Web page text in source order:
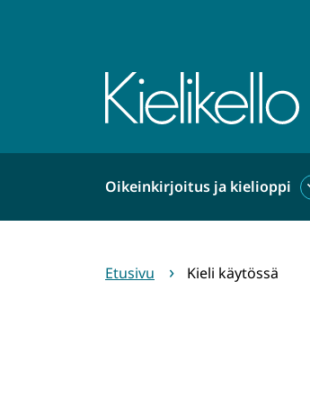
Etusivu
Oikeinkirjoitus ja kielioppi
Etusivu Kieli käytössä